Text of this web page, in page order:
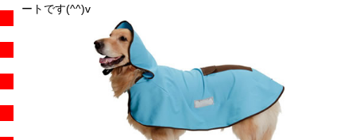
ートです(^^)v